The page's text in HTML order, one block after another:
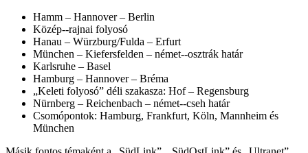
Hamm – Hannover – Berlin
Közép-­‐rajnai folyosó
Hanau – Würzburg/Fulda – Erfurt
München – Kiefersfelden – német-­‐osztrák határ
Karlsruhe – Basel
Hamburg – Hannover – Bréma
„Keleti folyosó” déli szakasza: Hof – Regensburg
Nürnberg – Reichenbach – német-­‐cseh határ
Csomópontok: Hamburg, Frankfurt, Köln, Mannheim és
München